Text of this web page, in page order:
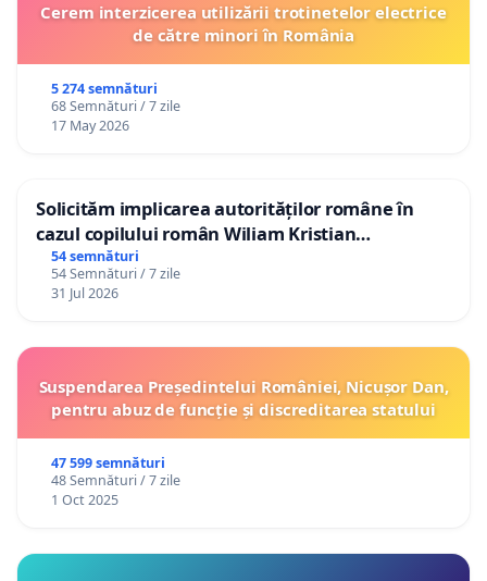
Cerem interzicerea utilizării trotinetelor electrice
de către minori în România
5 274 semnături
68 Semnături / 7 zile
17 May 2026
Solicităm implicarea autorităților române în
cazul copilului român Wiliam Kristian
Gheorghe, aflat în plasament în Danemarca de
12 ani
54 semnături
54 Semnături / 7 zile
31 Jul 2026
Suspendarea Președintelui României, Nicușor Dan,
pentru abuz de funcție și discreditarea statului
47 599 semnături
48 Semnături / 7 zile
1 Oct 2025